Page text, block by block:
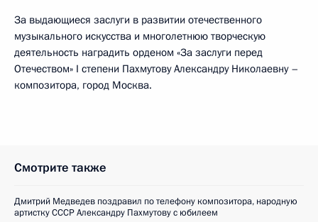
За выдающиеся заслуги в развитии отечественного
музыкального искусства и многолетнюю творческую
деятельность наградить орденом «За заслуги перед
Отечеством» I степени Пахмутову Александру Николаевну –
композитора, город Москва.
Смотрите также
Дмитрий Медведев поздравил по телефону композитора, народную
артистку СССР Александру Пахмутову с юбилеем